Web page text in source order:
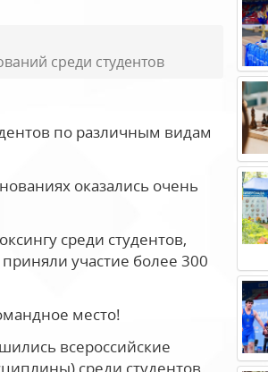
среди студентов
по различным видам
оказались очень
среди студентов,
участие более 300
место!
всероссийские